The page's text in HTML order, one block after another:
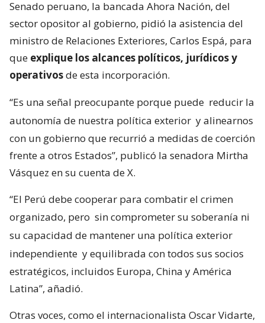
Senado peruano, la bancada Ahora Nación, del
sector opositor al gobierno, pidió la asistencia del
ministro de Relaciones Exteriores, Carlos Espá, para
que explique los alcances políticos, jurídicos y
operativosde esta incorporación.
“Es una señal preocupante porque puede reducir la
autonomía de nuestra política exterior y alinearnos
con un gobierno que recurrió a medidas de coerción
frente a otros Estados”, publicó la senadora Mirtha
Vásquez en su cuenta de X.
“El Perú debe cooperar para combatir el crimen
organizado, pero sin comprometer su soberanía ni
su capacidad de mantener una política exterior
independiente y equilibrada con todos sus socios
estratégicos, incluidos Europa, China y América
Latina”, añadió.
Otras voces, como el internacionalista Oscar Vidarte,